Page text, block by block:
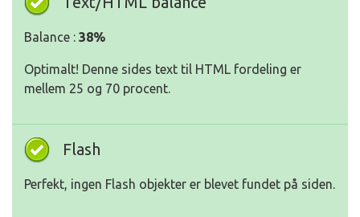
Balance : 38%
Optimalt! Denne sides text til HTML fordeling er
mellem 25 og 70 procent.
Flash
Perfekt, ingen Flash objekter er blevet fundet på siden.